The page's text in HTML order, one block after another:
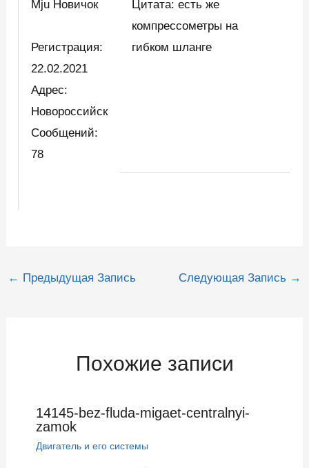
Mju Новичок
Регистрация:
22.02.2021
Адрес:
Новороссийск
Сообщений:
78
Цитата: есть же
компрессометры на
гибком шланге
Навигация
← Предыдущая Запись Следующая Запись →
Похожие записи
14145-bez-fluda-migaet-centralnyi-
zamok
Двигатель и его системы